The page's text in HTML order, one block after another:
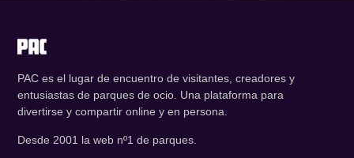
PAC es el lugar de encuentro de visitantes, creadores y
entusiastas de parques de ocio. Una plataforma para
divertirse y compartir online y en persona.
Desde 2001 la web nº1 de parques.